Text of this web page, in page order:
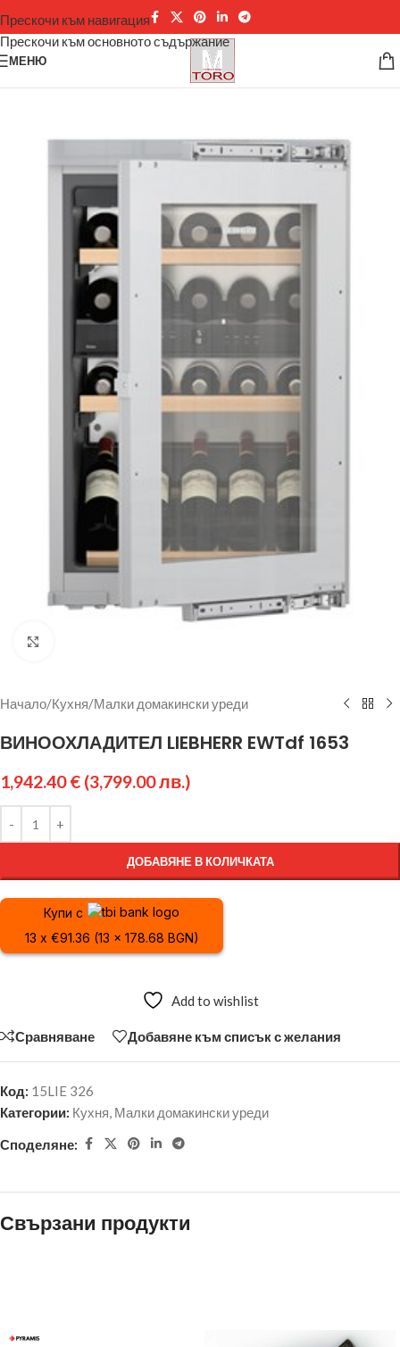
Прескочи към навигация
Прескочи към основното съдържание
МЕНЮ
Начало/Кухня/Малки домакински уреди
ВИНООХЛАДИТЕЛ LIEBHERR EWTdf 1653
1,942.40€ (3,799.00 лв.)
ДОБАВЯНЕ В КОЛИЧКАТА
Купи с
13 x €91.36 (13 x 178.68 BGN)
Add to wishlist
Сравняване Добавяне към списък с желания
Код: 15LIE 326
Категории: Кухня, Малки домакински уреди
Споделяне:
Свързани продукти